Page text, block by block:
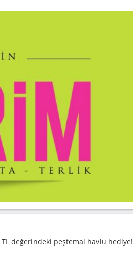
TL değerindeki peştemal havlu hediye!